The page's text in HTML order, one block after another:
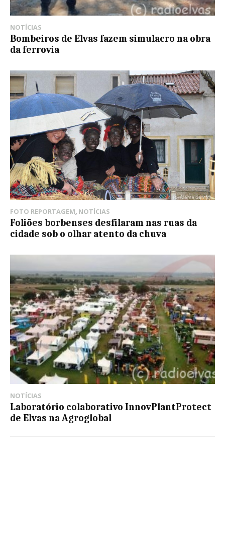
NOTÍCIAS
Bombeiros de Elvas fazem simulacro na obra
da ferrovia
FOTO REPORTAGEM, NOTÍCIAS
Foliões borbenses desfilaram nas ruas da
cidade sob o olhar atento da chuva
NOTÍCIAS
Laboratório colaborativo InnovPlantProtect
de Elvas na Agroglobal